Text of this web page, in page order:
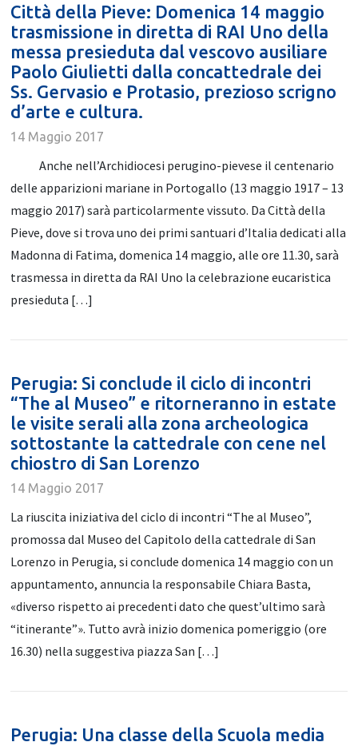
Città della Pieve: Domenica 14 maggio
trasmissione in diretta di RAI Uno della
messa presieduta dal vescovo ausiliare
Paolo Giulietti dalla concattedrale dei
Ss. Gervasio e Protasio, prezioso scrigno
d’arte e cultura.
14 Maggio 2017
Anche nell’Archidiocesi perugino-pievese il centenario
delle apparizioni mariane in Portogallo (13 maggio 1917 – 13
maggio 2017) sarà particolarmente vissuto. Da Città della
Pieve, dove si trova uno dei primi santuari d’Italia dedicati alla
Madonna di Fatima, domenica 14 maggio, alle ore 11.30, sarà
trasmessa in diretta da RAI Uno la celebrazione eucaristica
presieduta […]
Perugia: Si conclude il ciclo di incontri
“The al Museo” e ritorneranno in estate
le visite serali alla zona archeologica
sottostante la cattedrale con cene nel
chiostro di San Lorenzo
14 Maggio 2017
La riuscita iniziativa del ciclo di incontri “The al Museo”,
promossa dal Museo del Capitolo della cattedrale di San
Lorenzo in Perugia, si conclude domenica 14 maggio con un
appuntamento, annuncia la responsabile Chiara Basta,
«diverso rispetto ai precedenti dato che quest’ultimo sarà
“itinerante”». Tutto avrà inizio domenica pomeriggio (ore
16.30) nella suggestiva piazza San […]
Perugia: Una classe della Scuola media